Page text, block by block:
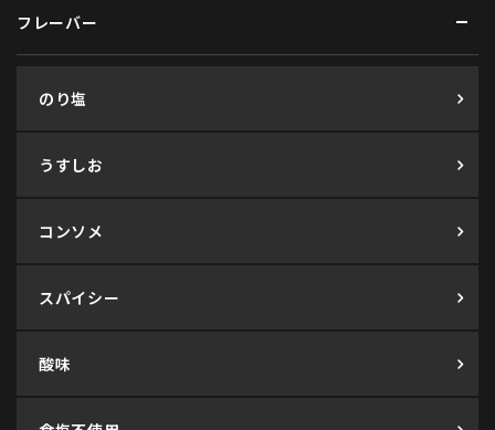
フレーバー
のり塩
うすしお
コンソメ
スパイシー
酸味